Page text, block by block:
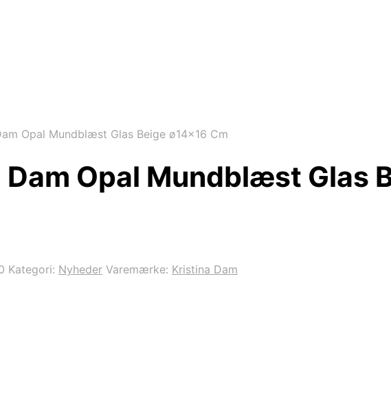
Opal Mundblæst Glas Beige ø14×16 Cm
Opal Mundblæst Glas
Kategori: Nyheder Varemærke: Kristina Dam